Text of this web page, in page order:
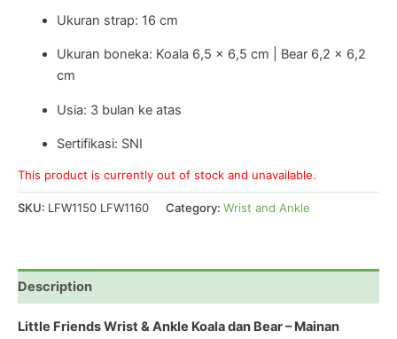
Ukuran strap: 16 cm
Ukuran boneka: Koala 6,5 x 6,5 cm | Bear 6,2 x 6,2
cm
Usia: 3 bulan ke atas
Sertifikasi: SNI
This product is currently out of stock and unavailable.
SKU: LFW1150 LFW1160 Category: Wrist and Ankle
Description
Little Friends Wrist & Ankle Koala dan Bear – Mainan